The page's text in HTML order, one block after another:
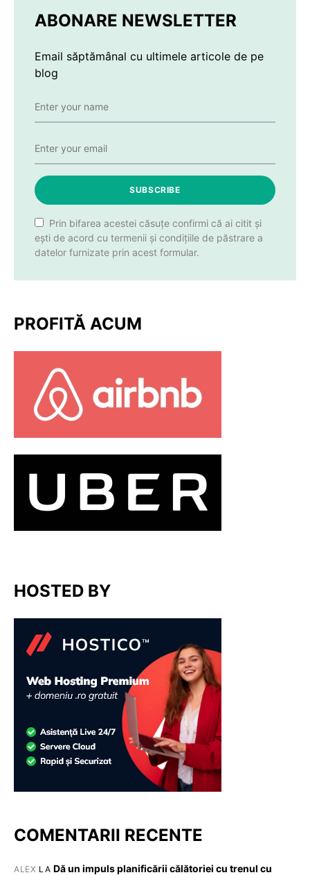
ABONARE NEWSLETTER
Email săptămânal cu ultimele articole de pe
blog
SUBSCRIBE
Prin bifarea acestei căsuțe confirmi că ai citit și
ești de acord cu termenii și condițiile de păstrare a
datelor furnizate prin acest formular.
PROFITĂ ACUM
HOSTED BY
COMENTARII RECENTE
ALEX LA Dă un impuls planificării călătoriei cu trenul cu